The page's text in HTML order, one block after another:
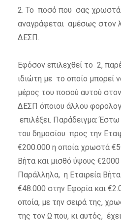
2. Το ποσό που σας
αναγράφεται αμέσως στον
ΔΕΣΠ.
Εφόσον επιλεχθεί το 2,
ιδιώτη με το οποίο μπορεί
μέρος του ποσού αυτού
ΔΕΣΠ όποιου άλλου
επιλέξει. Παράδειγμα:
του δημοσίου προς την
€200.000 η οποία χρωστά
Βήτα και μισθό ύψους
Παράλληλα, η Εταιρεία
€48.000 στην Εφορία και
οποία, με την σειρά της,
της τον Ω που, κι αυτός,